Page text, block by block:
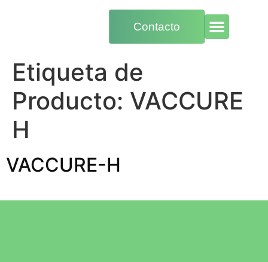
Contacto
Etiqueta de
Producto: VACCURE
H
VACCURE-H